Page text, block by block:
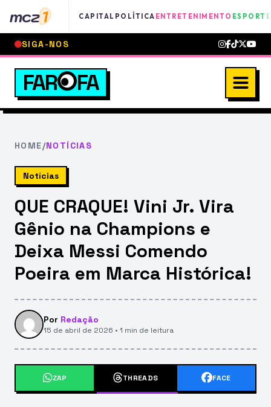
mcz1 CAPITAL POLÍTICA ENTRETENIMENTO
SIGA-NOS
FAR FA
HOME/NOTÍCIAS
Notícias
QUE CRAQUE! Vini Jr. Vira
Gênio na Champions e
Deixa Messi Comendo
Poeira em Marca Histórica!
Por Redação
15 de abril de 2026 • 1 min de leitura
ZAP THREADS FACE